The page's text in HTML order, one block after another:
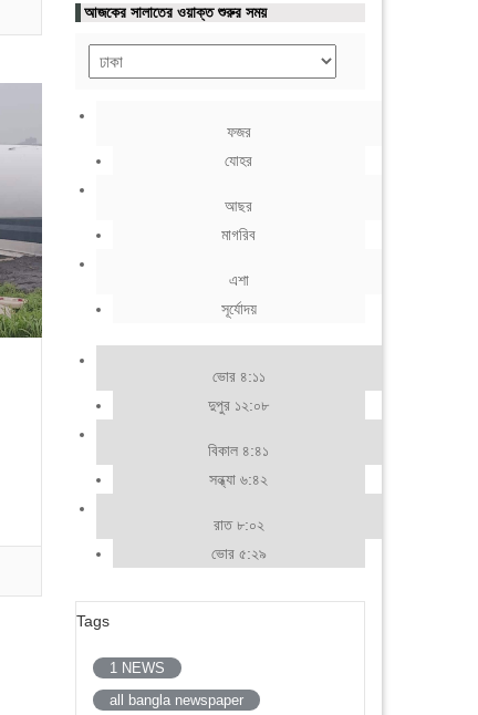
আজকের সালাতের ওয়াক্ত শুরুর সময়
ফজর
যোহর
আছর
মাগরিব
এশা
সূর্যোদয়
ভোর ৪:১১
দুপুর ১২:০৮
বিকাল ৪:৪১
সন্ধ্যা ৬:৪২
রাত ৮:০২
ভোর ৫:২৯
Tags
1 NEWS
all bangla newspaper